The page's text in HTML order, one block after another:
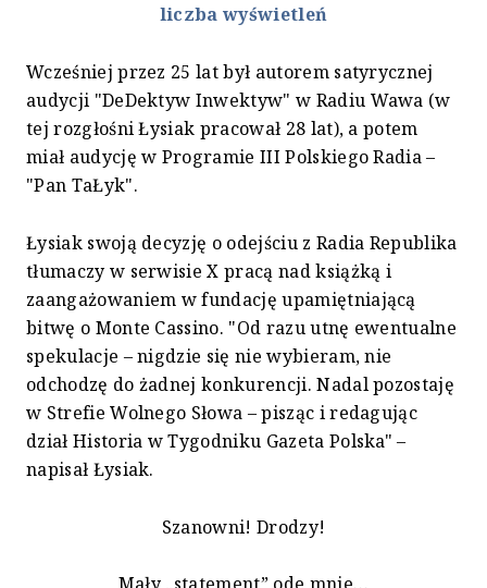
liczba wyświetleń
Wcześniej przez 25 lat był autorem satyrycznej
audycji "DeDektyw Inwektyw" w Radiu Wawa (w
tej rozgłośni Łysiak pracował 28 lat), a potem
miał audycję w Programie III Polskiego Radia –
"Pan TaŁyk".
Łysiak swoją decyzję o odejściu z Radia Republika
tłumaczy w serwisie X pracą nad książką i
zaangażowaniem w fundację upamiętniającą
bitwę o Monte Cassino. "Od razu utnę ewentualne
spekulacje – nigdzie się nie wybieram, nie
odchodzę do żadnej konkurencji. Nadal pozostaję
w Strefie Wolnego Słowa – pisząc i redagując
dział Historia w Tygodniku Gazeta Polska" –
napisał Łysiak.
Szanowni! Drodzy!